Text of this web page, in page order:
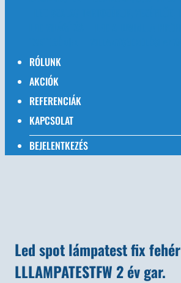
RÓLUNK
AKCIÓK
REFERENCIÁK
KAPCSOLAT
BEJELENTKEZÉS
Led spot lámpatest fix fehér
LLLAMPATESTFW 2 év gar.